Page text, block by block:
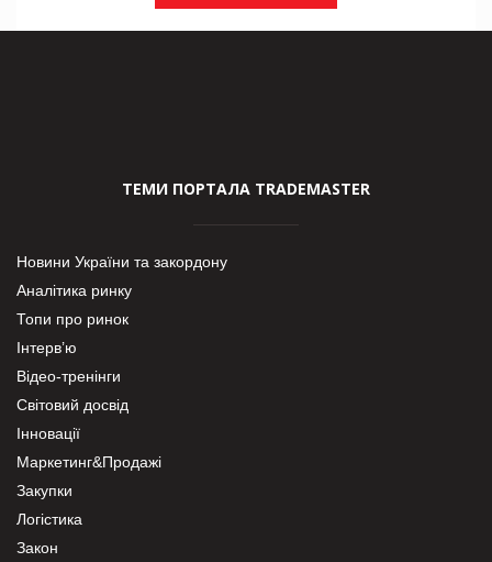
ТЕМИ ПОРТАЛА TRADEMASTER
Новини України та закордону
Аналітика ринку
Топи про ринок
Інтерв’ю
Відео-тренінги
Світовий досвід
Інновації
Маркетинг&Продажі
Закупки
Логістика
Закон